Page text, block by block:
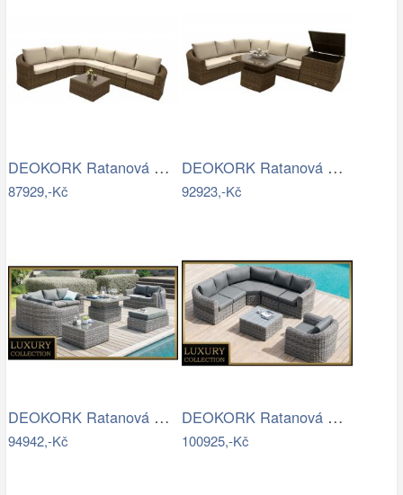
DEOKORK Ratanová modulová sestava…
87929,-Kč
DEOKORK Ratanová modulová sestava…
92923,-Kč
DEOKORK Ratanová modulová sestava…
94942,-Kč
DEOKORK Ratanová modulová sestava…
100925,-Kč